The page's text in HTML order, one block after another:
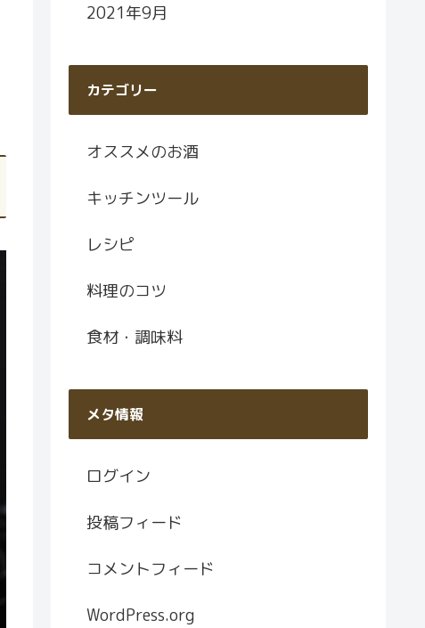
2021年9月
カテゴリー
オススメのお酒
キッチンツール
レシピ
料理のコツ
食材・調味料
メタ情報
ログイン
投稿フィード
コメントフィード
WordPress.org